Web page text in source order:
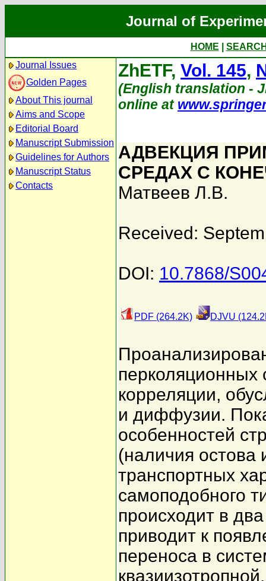
Journal of
HOME
Journal Issues
Golden Pages
About This journal
Aims and Scope
Editorial Board
Manuscript Submission
Guidelines for Authors
Manuscript Status
Contacts
ZhETF, Vol. 145,
(English translation -
online at
АДВЕКЦИЯ
СРЕДАХ С
Матвеев Л.В.
Received:
DOI: 10.7868/
PDF (264.2K) DJVU
перколяционных
корреляции,
и диффузии.
особенностей
(наличия остова
транспортных
самоподобного
происходит в
приводит к
переноса в